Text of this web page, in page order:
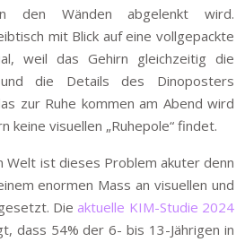
den Wänden abgelenkt wird.
mit Blick auf eine vollgepackte
weil das Gehirn gleichzeitig die
die Details des Dinoposters
zur Ruhe kommen am Abend wird
keine visuellen „Ruhepole“ findet.
Welt ist dieses Problem akuter denn
enormen Mass an visuellen und
Die aktuelle KIM-Studie 2024
dass 54% der 6- bis 13-Jährigen in